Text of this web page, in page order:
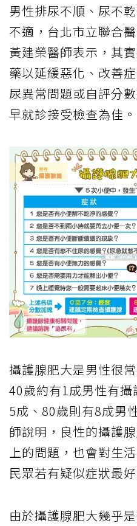
男性排尿不順、尿不
不適，台北市立聯合
黃建榮醫師表示，其
藥以延緩惡化、改善
尿異常問題或自評分
早就診接受檢查為佳。
攝護腺肥大是男性很
40歲約有1成男性有
5成、80歲則有8成男
師說明，良性的攝護
上的問題，也會對生
民眾若有疑似症狀最
由於攝護腺肥大幾乎